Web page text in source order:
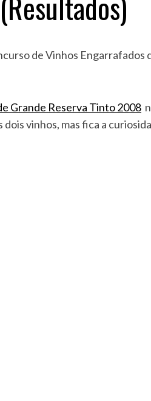
de Vinhos
Grande Reserva Tinto 2008
vinhos, mas fica a